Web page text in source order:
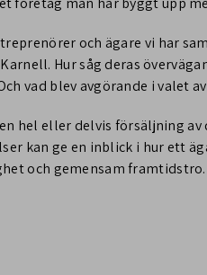
och ägare vi har
Hur såg deras
vad blev avgörande i valet
hel eller delvis försäljning
kan ge en inblick i hur ett
och gemensam framtidstro.